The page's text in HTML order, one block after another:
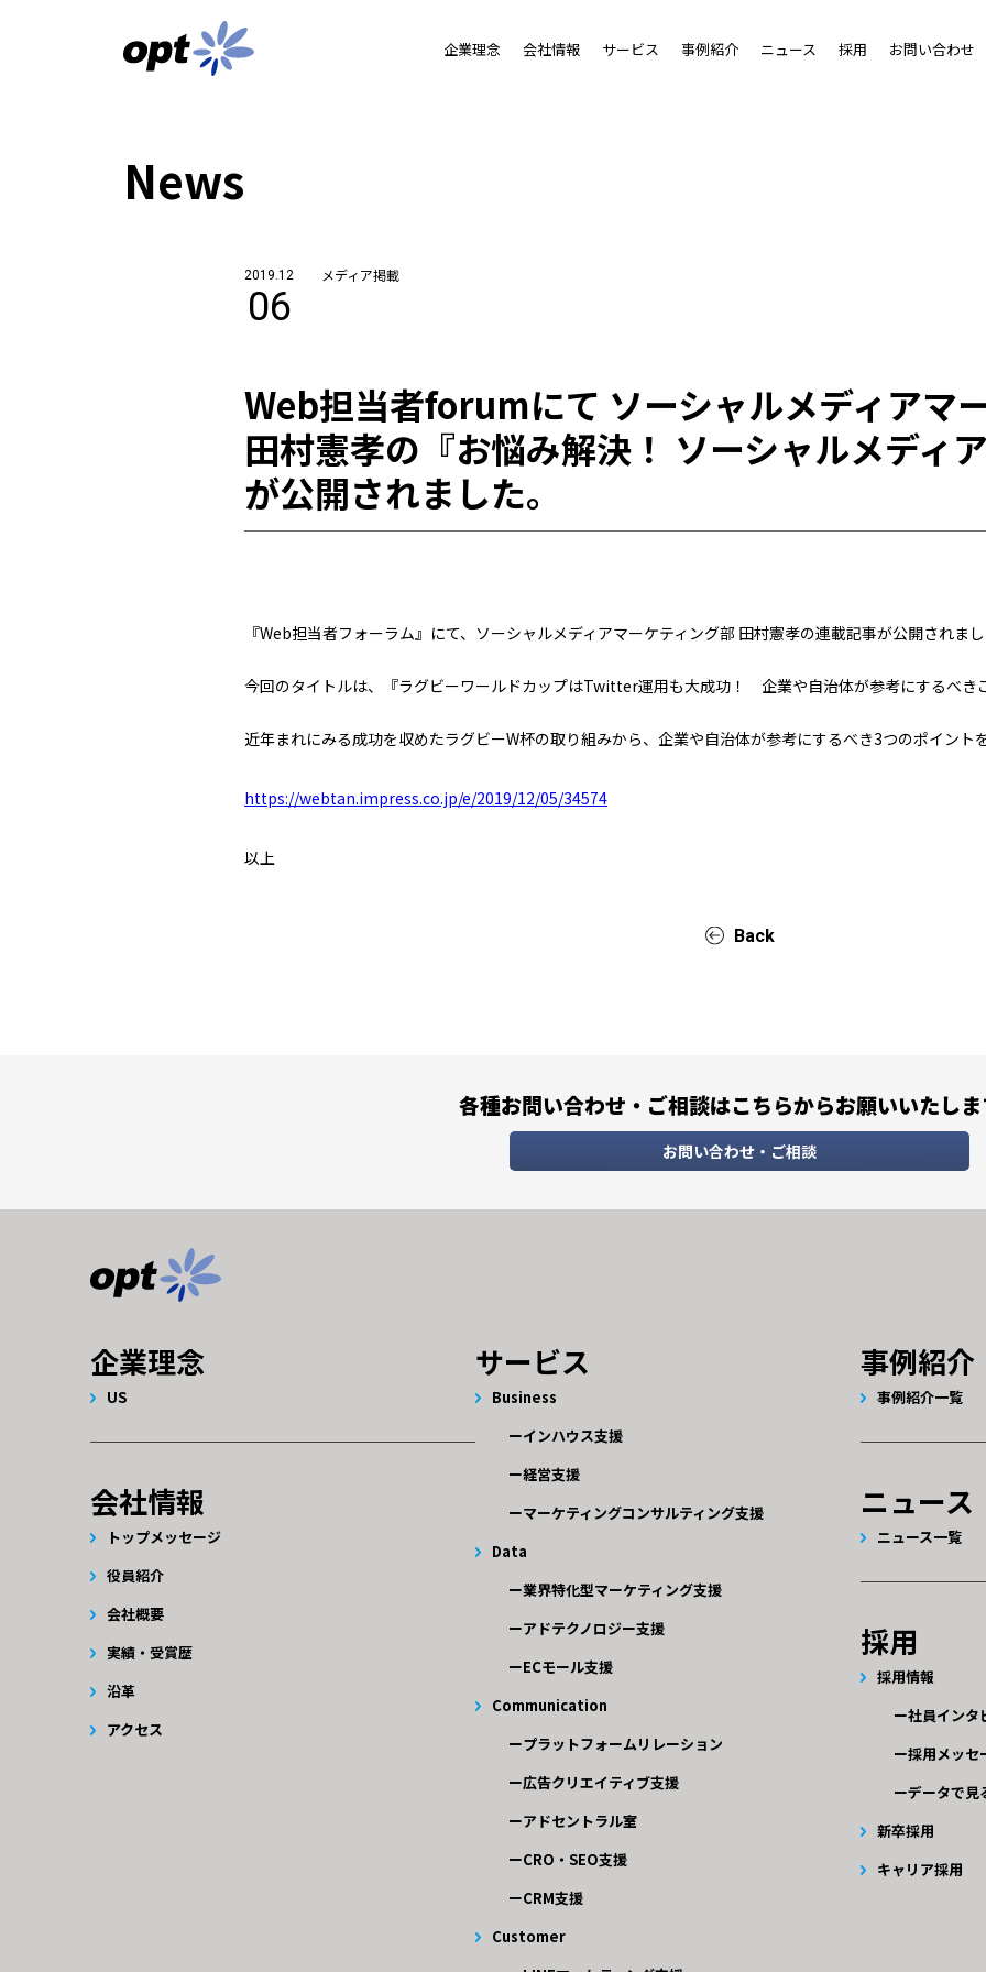
企業理念 会社情報 サービス 事例紹介 ニュース 採用 お問い合わせ
News
2019.12
06
メディア掲載
Web担当者forumにて ソーシャルメディアマ
田村憲孝の『お悩み解決！ ソーシャルメディ
が公開されました。
『Web担当者フォーラム』にて、ソーシャルメディアマーケティング部 田村憲孝の連載記事が公開されま
今回のタイトルは、『ラグビーワールドカップはTwitter運用も大成功！ 企業や自治体が参考にするべき
近年まれにみる成功を収めたラグビーW杯の取り組みから、企業や自治体が参考にするべき3つのポイント
https://webtan.impress.co.jp/e/2019/12/05/34574
以上
Back
各種お問い合わせ・ご相談はこちらからお願いいたしま
お問い合わせ・ご相談
企業理念
US
会社情報
トップメッセージ
役員紹介
会社概要
実績・受賞歴
沿革
アクセス
サービス
Business
インハウス支援
経営支援
マーケティングコンサルティング支援
Data
業界特化型マーケティング支援
アドテクノロジー支援
ECモール支援
Communication
プラットフォームリレーション
広告クリエイティブ支援
アドセントラル室
CRO・SEO支援
CRM支援
Customer
事例紹介
事例紹介一覧
ニュース
ニュース一覧
採用
採用情報
社員インタ
採用メッセ
データで見
新卒採用
キャリア採用